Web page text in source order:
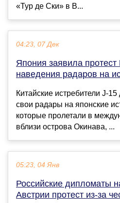
«Тур де Ски» в В...
04:23, 07 Дек
Япония заявила протест
наведения радаров на
Китайские истребители J-
свои радары на японские
которые пролетали в
вблизи острова Окинава, ...
05:23, 04 Янв
Российские дипломаты
Австрии протест из-за